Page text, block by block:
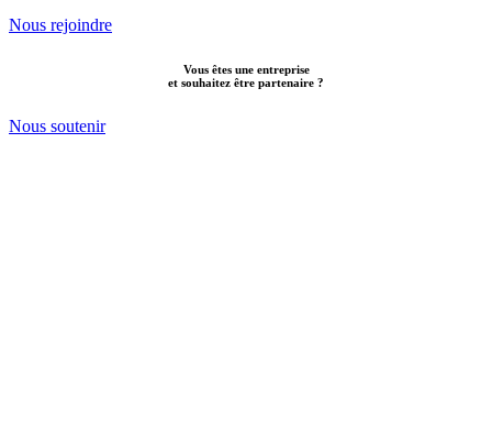
Nous rejoindre
Vous êtes une entreprise
et souhaitez être partenaire ?
Nous soutenir